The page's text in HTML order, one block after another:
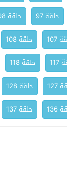
حلقة 97 حلقة 98
107 حلقة 108
حلقة 118
127 حلقة 128
136 حلقة 137